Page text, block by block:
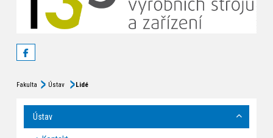
Fakulta Ústav Lidé
Ústav